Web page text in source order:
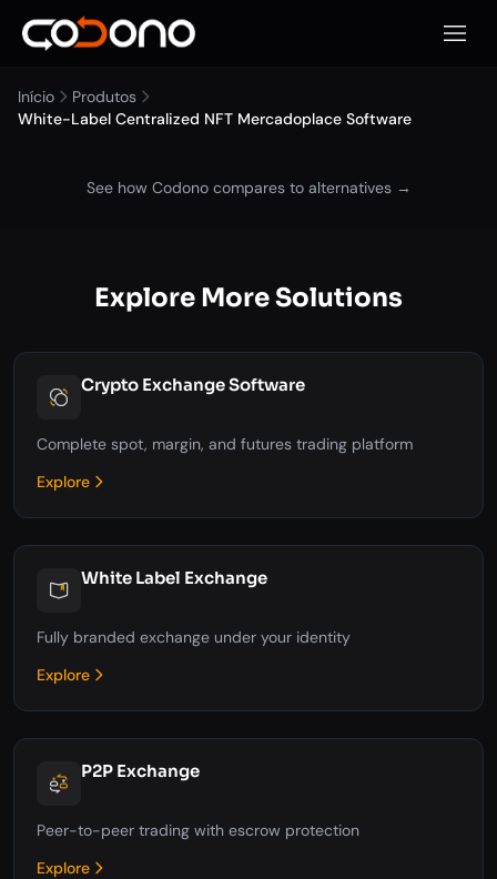
Abrir
Início
Produtos
White-Label Centralized NFT Mercadoplace Software
See how Codono compares to alternatives →
Explore More Solutions
Crypto Exchange Software
Complete spot, margin, and futures trading platform
Explore
White Label Exchange
Fully branded exchange under your identity
Explore
P2P Exchange
Peer-to-peer trading with escrow protection
Explore